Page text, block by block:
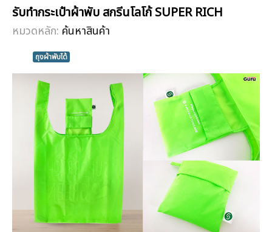
รับทำกระเป๋าผ้าพับ สกรีนโลโก้ SUPER RICH
หมวดหลัก: ค้นหาสินค้า
ถุงผ้าพับได้